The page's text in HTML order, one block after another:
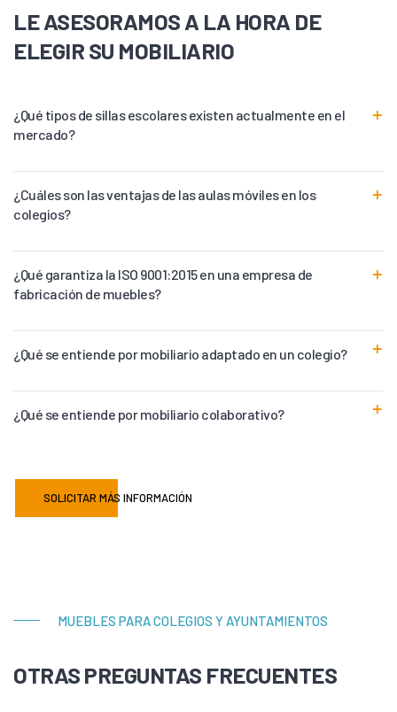
LE ASESORAMOS A LA HORA DE
ELEGIR SU MOBILIARIO
¿Qué tipos de sillas escolares existen actualmente en el
mercado?
¿Cuáles son las ventajas de las aulas móviles en los
colegios?
¿Qué garantiza la ISO 9001:2015 en una empresa de
fabricación de muebles?
¿Qué se entiende por mobiliario adaptado en un colegio?
¿Qué se entiende por mobiliario colaborativo?
SOLICITAR MÁS INFORMACIÓN
MUEBLES PARA COLEGIOS Y AYUNTAMIENTOS
OTRAS PREGUNTAS FRECUENTES